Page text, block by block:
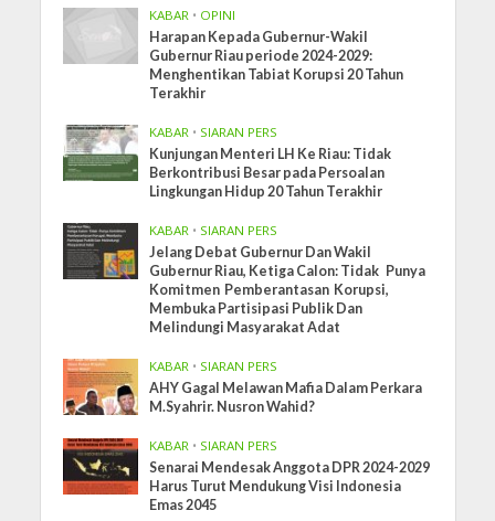
KABAR • OPINI
Harapan Kepada Gubernur-Wakil
Gubernur Riau periode 2024-2029:
Menghentikan Tabiat Korupsi 20 Tahun
Terakhir
KABAR • SIARAN PERS
Kunjungan Menteri LH Ke Riau: Tidak
Berkontribusi Besar pada Persoalan
Lingkungan Hidup 20 Tahun Terakhir
KABAR • SIARAN PERS
Jelang Debat Gubernur Dan Wakil
Gubernur Riau, Ketiga Calon: Tidak Punya
Komitmen Pemberantasan Korupsi,
Membuka Partisipasi Publik Dan
Melindungi Masyarakat Adat
KABAR • SIARAN PERS
AHY Gagal Melawan Mafia Dalam Perkara
M.Syahrir. Nusron Wahid?
KABAR • SIARAN PERS
Senarai Mendesak Anggota DPR 2024-2029
Harus Turut Mendukung Visi Indonesia
Emas 2045